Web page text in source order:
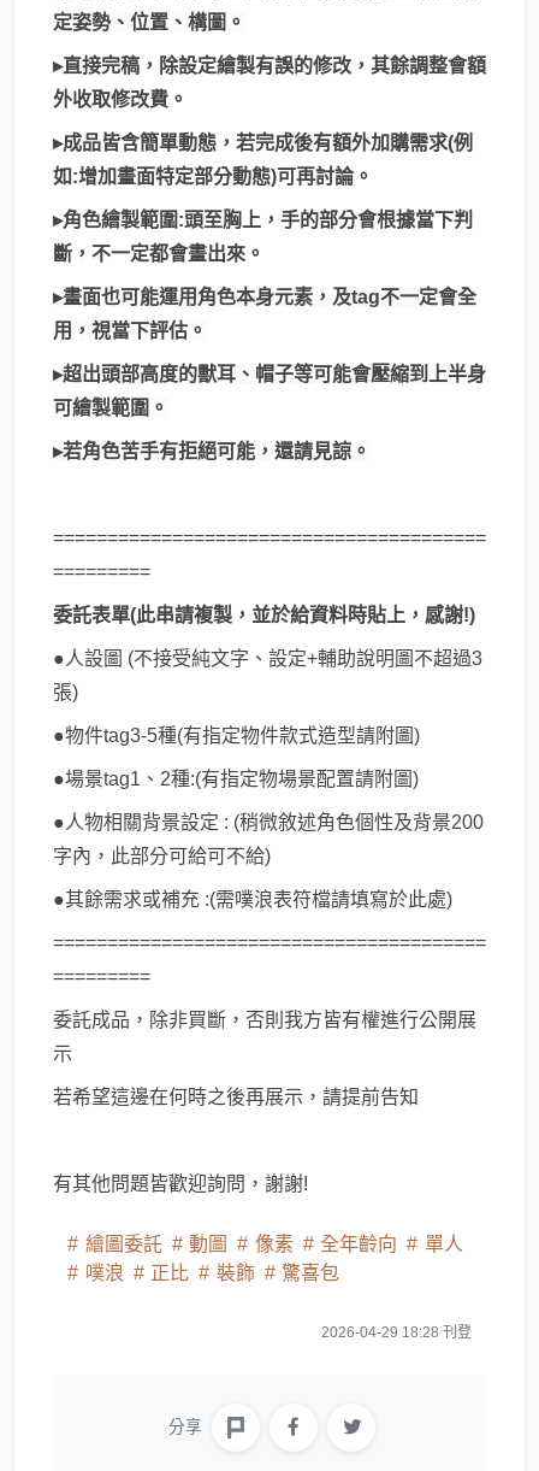
定姿勢、位置、構圖。
▸直接完稿，除設定繪製有誤的修改，其餘調整會額
外收取修改費。
▸成品皆含簡單動態，若完成後有額外加購需求(例
如:增加畫面特定部分動態)可再討論。
▸角色繪製範圍:頭至胸上，手的部分會根據當下判
斷，不一定都會畫出來。
▸畫面也可能運用角色本身元素，及tag不一定會全
用，視當下評估。
▸超出頭部高度的獸耳、帽子等可能會壓縮到上半身
可繪製範圍。
▸若角色苦手有拒絕可能，還請見諒。
========================================
=========
委託表單(此串請複製，並於給資料時貼上，感謝!)
●人設圖 (不接受純文字、設定+輔助說明圖不超過3
張)
●物件tag3-5種(有指定物件款式造型請附圖)
●場景tag1、2種:(有指定物場景配置請附圖)
●人物相關背景設定 : (稍微敘述角色個性及背景200
字內，此部分可給可不給)
●其餘需求或補充 :(需噗浪表符檔請填寫於此處)
========================================
=========
委託成品，除非買斷，否則我方皆有權進行公開展
示
若希望這邊在何時之後再展示，請提前告知
有其他問題皆歡迎詢問，謝謝!
繪圖委託 動圖 像素 全年齡向
單人
噗浪
正比 裝飾 驚喜包
2026-04-29 18:28 刊登
分享